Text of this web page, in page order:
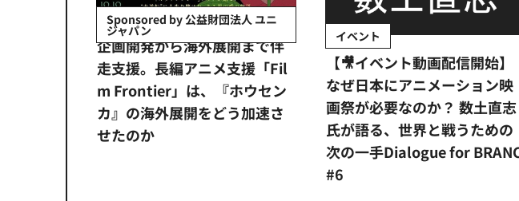
Sponsored by 公益財団法人 ユニ
ジャパン
企画開発から海外展開まで伴
走支援。長編アニメ支援「Fil
m Frontier」は、『ホウセン
カ』の海外展開をどう加速さ
せたのか
イベント
【🎥イベント動画配信開始】
なぜ日本にアニメーション映
画祭が必要なのか？ 数土直志
氏が語る、世界と戦うための
次の一手Dialogue for
#6